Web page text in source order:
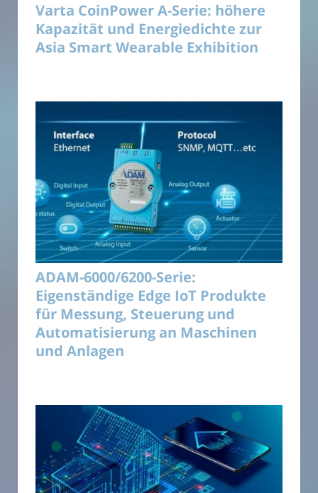
Varta CoinPower A-Serie: höhere
Kapazität und Energiedichte zur
Asia Smart Wearable Exhibition
ADAM-6000/6200-Serie:
Eigenständige Edge IoT Produkte
für Messung, Steuerung und
Automatisierung an Maschinen
und Anlagen